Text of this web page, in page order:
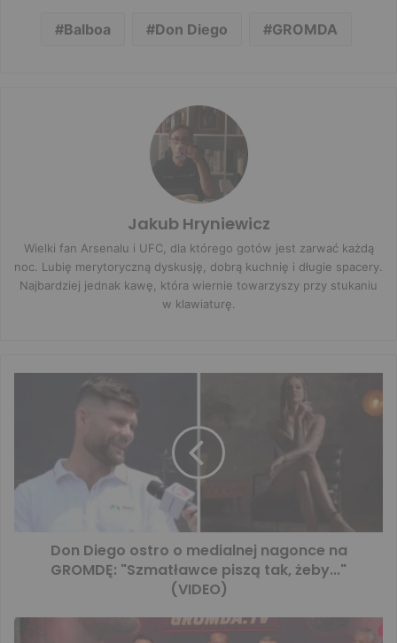
Balboa Don Diego GROMDA
Jakub Hryniewicz
Wielki fan Arsenalu i UFC, dla którego gotów jest zarwać każdą
noc. Lubię merytoryczną dyskusję, dobrą kuchnię i długie spacery.
Najbardziej jednak kawę, która wiernie towarzyszy przy stukaniu
w klawiaturę.
Don Diego ostro o medialnej nagonce na
GROMDĘ: "Szmatławce piszą tak, żeby..."
(VIDEO)